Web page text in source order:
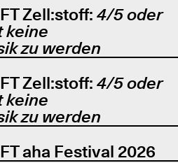
Zell:stoff: 4/5 oder
keine
zu werden
Zell:stoff: 4/5 oder
keine
zu werden
aha Festival 2026